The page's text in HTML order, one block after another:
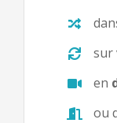
sur
en
ou